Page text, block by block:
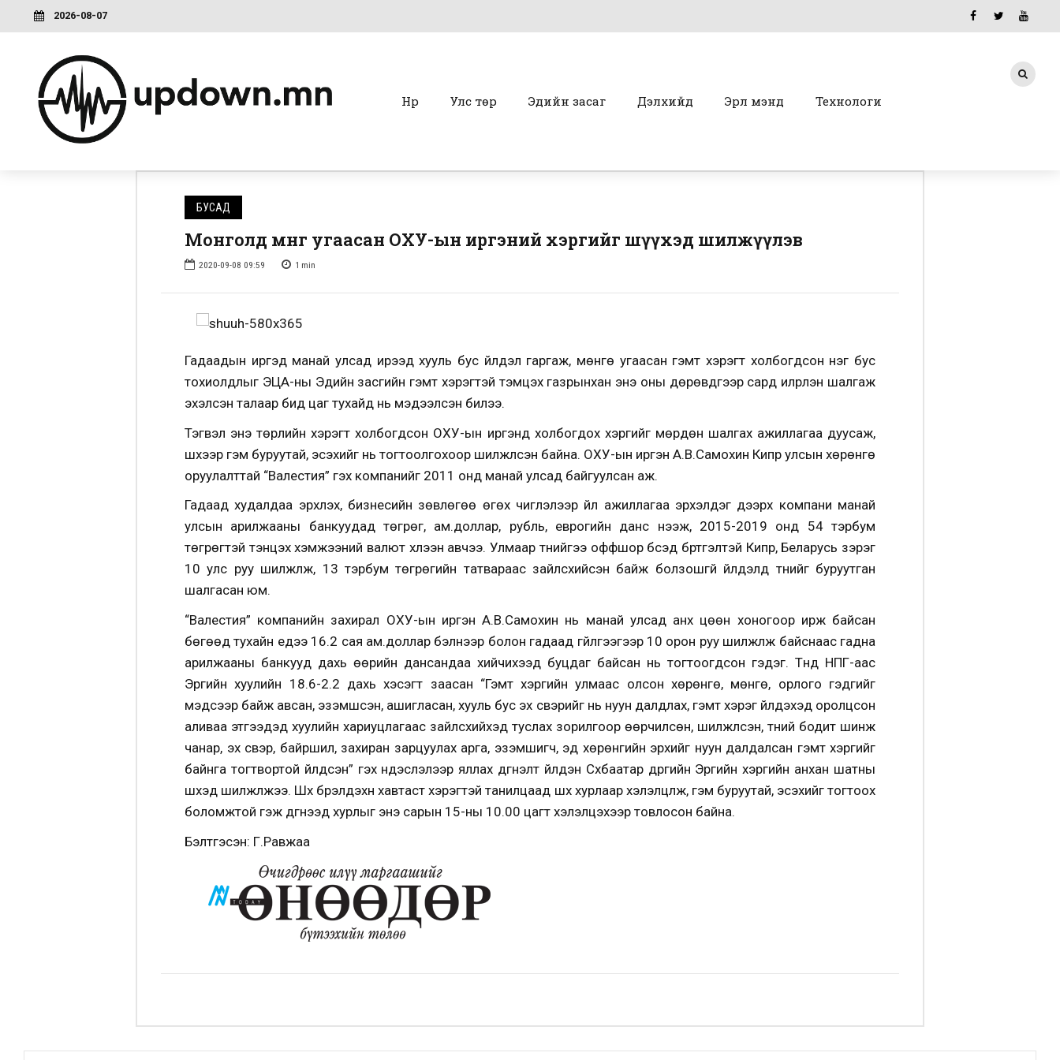
2026-08-07
Нүүр Улс төр Эдийн засаг Дэлхийд Эрүүл мэнд Технологи
БУСАД
Монголд мөнгө угаасан ОХУ-ын иргэний хэргийг шүүхэд шилжүүлэв
2020-09-08 09:59 1 min
Гадаадын иргэд манай улсад ирээд хууль бус үйлдэл гаргаж, мөнгө угаасан гэмт хэрэгт холбогдсон нэг бус
тохиолдлыг ЭЦА-ны Эдийн засгийн гэмт хэрэгтэй тэмцэх газрынхан энэ оны дөрөвдүгээр сард илрүүлэн шалгаж
эхэлсэн талаар бид цаг тухайд нь мэдээлсэн билээ.
Тэгвэл энэ төрлийн хэрэгт холбогдсон ОХУ-ын иргэнд холбогдох хэргийг мөрдөн шалгах ажиллагаа дуусаж,
шүүхээр гэм буруутай, эсэхийг нь тогтоолгохоор шилжүүлсэн байна. ОХУ-ын иргэн А.В.Самохин Кипр улсын хөрөнгө
оруулалттай “Валестия” гэх компанийг 2011 онд манай улсад байгуулсан аж.
Гадаад худалдаа эрхлэх, бизнесийн зөвлөгөө өгөх чиглэлээр үйл ажиллагаа эрхэлдэг дээрх компани манай
улсын арилжааны банкуудад төгрөг, ам.доллар, рубль, еврогийн данс нээж, 2015-2019 онд 54 тэрбум
төгрөгтэй тэнцэх хэмжээний валют хүлээн авчээ. Улмаар түүнийгээ оффшор бүсэд бүртгэлтэй Кипр, Беларусь зэрэг
10 улс руу шилжүүлж, 13 тэрбум төгрөгийн татвараас зайлсхийсэн байж болзошгүй үйлдэлд түүнийг буруутган
шалгасан юм.
“Валестия” компанийн захирал ОХУ-ын иргэн А.В.Самохин нь манай улсад анх цөөн хоногоор ирж байсан
бөгөөд тухайн үедээ 16.2 сая ам.доллар бэлнээр болон гадаад гүйлгээгээр 10 орон руу шилжүүлж байснаас гадна
арилжааны банкууд дахь өөрийн дансандаа хийчихээд буцдаг байсан нь тогтоогдсон гэдэг. Түүнд НПГ-аас
Эрүүгийн хуулийн 18.6-2.2 дахь хэсэгт заасан “Гэмт хэргийн улмаас олсон хөрөнгө, мөнгө, орлого гэдгийг
мэдсээр байж авсан, эзэмшсэн, ашигласан, хууль бус эх үүсвэрийг нь нуун далдлах, гэмт хэрэг үйлдэхэд оролцсон
аливаа этгээдэд хуулийн хариуцлагаас зайлсхийхэд туслах зорилгоор өөрчилсөн, шилжүүлсэн, түүний бодит шинж
чанар, эх үүсвэр, байршил, захиран зарцуулах арга, эзэмшигч, эд хөрөнгийн эрхийг нуун далдалсан гэмт хэргийг
байнга тогтвортой үйлдсэн” гэх үндэслэлээр яллах дүгнэлт үйлдэн Сүхбаатар дүүргийн Эрүүгийн хэргийн анхан шатны
шүүхэд шилжүүлжээ. Шүүх бүрэлдэхүүн хавтаст хэрэгтэй танилцаад шүүх хурлаар хэлэлцүүлж, гэм буруутай, эсэхийг тогтоох
боломжтой гэж дүгнээд хурлыг энэ сарын 15-ны 10.00 цагт хэлэлцэхээр товлосон байна.
Бэлтгэсэн: Г.Равжаа